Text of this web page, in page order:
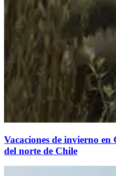
Vacaciones de invierno
del norte de Chile